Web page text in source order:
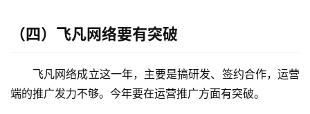
（四） 飞凡网络要有突破
飞凡网络成立这一年，主要是搞研发、签约合作，运营
端的推广发力不够。今年要在运营推广方面有突破。